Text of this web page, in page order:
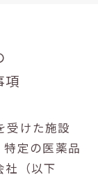
項
受けた施設
定の医薬品
社（以下